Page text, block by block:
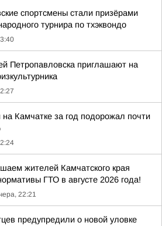
спортсмены стали призёрами
турнира по тхэквондо
Петропавловска приглашают на
на Камчатке за год подорожал почти
жителей Камчатского края
ГТО в августе 2026 года!
22:21
предупредили о новой уловке